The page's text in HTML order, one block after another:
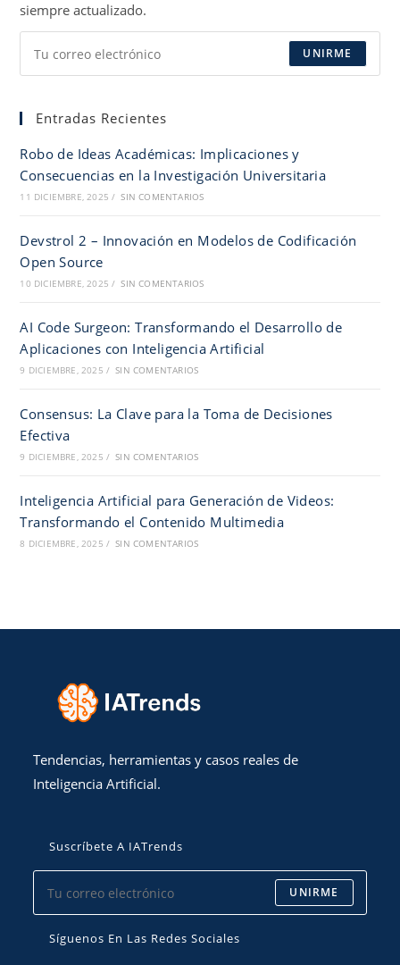
siempre actualizado.
UNIRME
Entradas Recientes
Robo de Ideas Académicas: Implicaciones y
Consecuencias en la Investigación Universitaria
11 DICIEMBRE, 2025 / SIN COMENTARIOS
Devstrol 2 – Innovación en Modelos de Codificación
Open Source
10 DICIEMBRE, 2025 / SIN COMENTARIOS
AI Code Surgeon: Transformando el Desarrollo de
Aplicaciones con Inteligencia Artificial
9 DICIEMBRE, 2025 / SIN COMENTARIOS
Consensus: La Clave para la Toma de Decisiones
Efectiva
9 DICIEMBRE, 2025 / SIN COMENTARIOS
Inteligencia Artificial para Generación de Videos:
Transformando el Contenido Multimedia
8 DICIEMBRE, 2025 / SIN COMENTARIOS
Tendencias, herramientas y casos reales de
Inteligencia Artificial.
Suscríbete A IATrends
UNIRME
Síguenos En Las Redes Sociales